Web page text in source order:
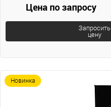
Цена по запросу
Запросить
цену
Новинка